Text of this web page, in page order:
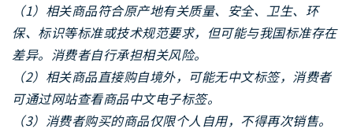
（1）相关商品符合原产地有关质量、安全、卫生、环
保、标识等标准或技术规范要求，但可能与我国标准存在
差异。消费者自行承担相关风险。
（2）相关商品直接购自境外，可能无中文标签，消费者
可通过网站查看商品中文电子标签。
（3）消费者购买的商品仅限个人自用，不得再次销售。